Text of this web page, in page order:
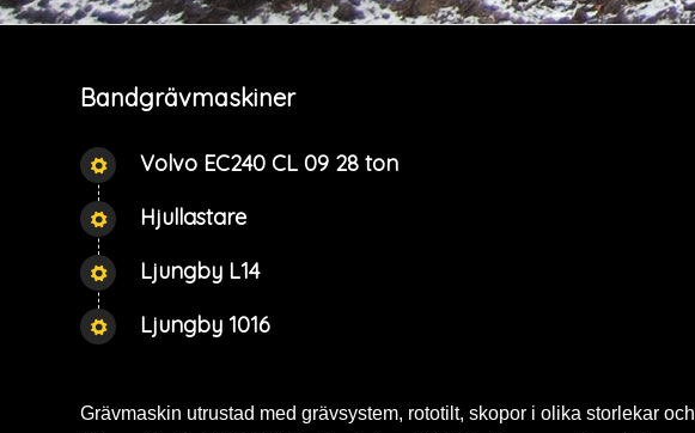
Bandgrävmaskiner
Volvo EC240 CL 09 28 ton
Hjullastare
Ljungby L14
Ljungby 1016
Grävmaskin utrustad med grävsystem, rototilt, skopor i olika storlekar och